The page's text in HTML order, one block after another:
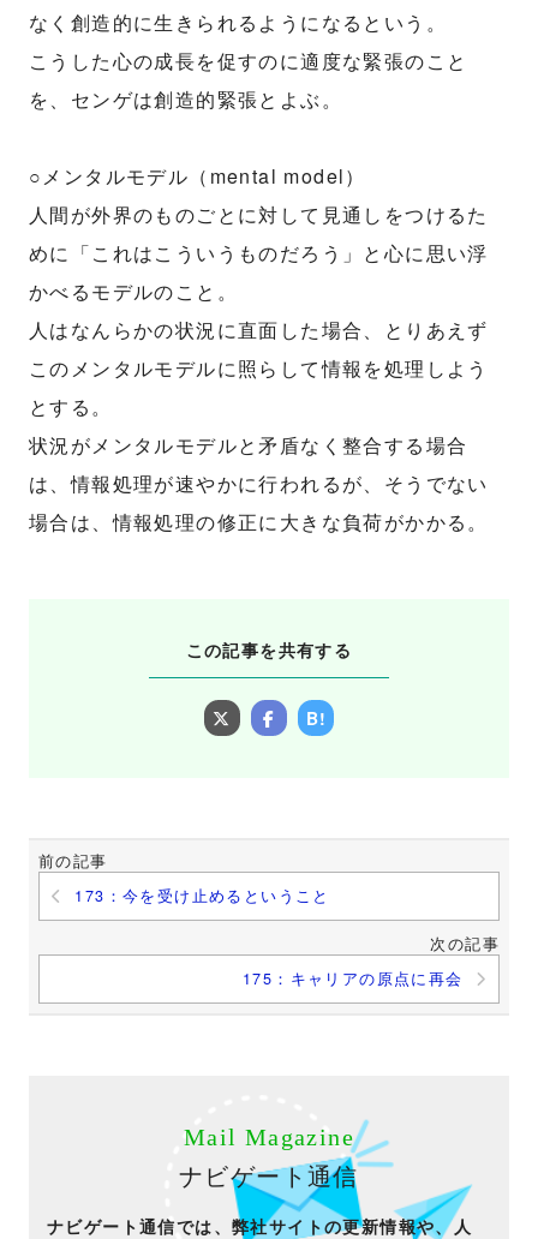
なく創造的に生きられるようになるという。
こうした心の成長を促すのに適度な緊張のこと
を、センゲは創造的緊張とよぶ。
○メンタルモデル（mental model）
人間が外界のものごとに対して見通しをつけるた
めに「これはこういうものだろう」と心に思い浮
かべるモデルのこと。
人はなんらかの状況に直面した場合、とりあえず
このメンタルモデルに照らして情報を処理しよう
とする。
状況がメンタルモデルと矛盾なく整合する場合
は、情報処理が速やかに行われるが、そうでない
場合は、情報処理の修正に大きな負荷がかかる。
この記事を共有する
B!
前の記事
173：今を受け止めるということ
次の記事
175：キャリアの原点に再会
Mail Magazine
ナビゲート通信
ナビゲート通信では、弊社サイトの更新情報や、人